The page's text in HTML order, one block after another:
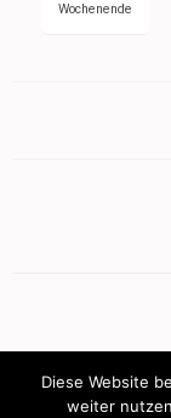
Wochenende
Diese Website
weiter